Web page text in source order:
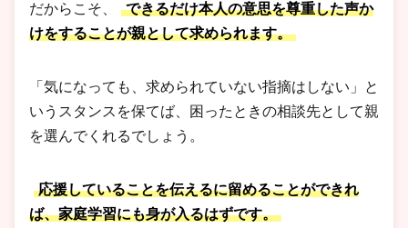
だからこそ、
できるだけ本人の意思を尊重した声か
けをすることが親として求められます。
「気になっても、求められていない指摘はしない」と
いうスタンスを保てば、困ったときの相談先として親
を選んでくれるでしょう。
応援していることを伝えるに留めることができれ
ば、家庭学習にも身が入るはずです。